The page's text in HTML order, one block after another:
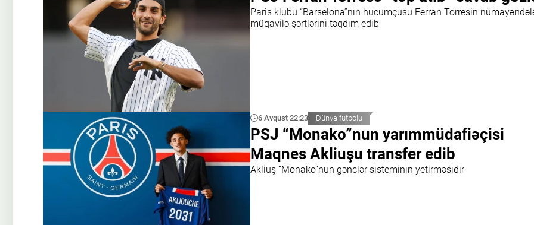
Paris klubu “Barselona”nın hücumçusu Ferran Torresin
müqavilə şərtlərini təqdim edib
6 Avqust 22:23 Dünya futbolu
PSJ “Monako”nun yarımmüdafiəçisi
Maqnes Akliuşu transfer edib
Akliuş “Monako”nun gənclər sisteminin yetirməsidir